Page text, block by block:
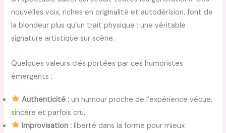
nouvelles voix, riches en originalité et autodérision, font de
la blondeur plus qu’un trait physique : une véritable
signature artistique sur scène.
Quelques valeurs clés portées par ces humoristes
émergents :
Authenticité : un humour proche de l’expérience vécue,
sincère et parfois cru.
Improvisation : liberté dans la forme pour mieux